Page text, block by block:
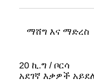
ማሸግ እና ማድረስ
20 ኪ.ግ / ቦርሳ
አደገኛ እቃዎች